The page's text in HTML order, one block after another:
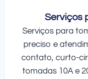
Serviços
Serviços para
preciso e
contato, curto-
tomadas 10A e